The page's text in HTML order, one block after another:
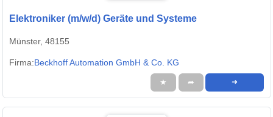
Elektroniker (m/w/d) Geräte und Systeme
Münster, 48155
Firma:Beckhoff Automation GmbH & Co. KG
★ ➦ ➜